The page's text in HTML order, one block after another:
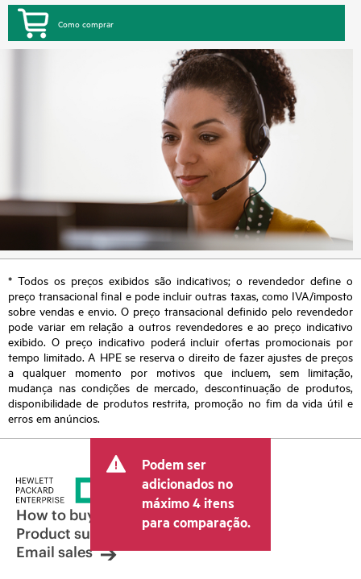
Como comprar
* Todos os preços exibidos são indicativos; o revendedor define o
preço transacional final e pode incluir outras taxas, como IVA/imposto
sobre vendas e envio. O preço transacional definido pelo revendedor
pode variar em relação a outros revendedores e ao preço indicativo
exibido. O preço indicativo poderá incluir ofertas promocionais por
tempo limitado. A HPE se reserva o direito de fazer ajustes de preços
a qualquer momento por motivos que incluem, sem limitação,
mudança nas condições de mercado, descontinuação de produtos,
disponibilidade de produtos restrita, promoção no fim da vida útil e
erros em anúncios.
Podem ser
adicionados no
máximo 4 itens
para comparação.
How to buy
Product support
Email sales